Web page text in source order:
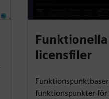
licensfiler
funktionspunkter för